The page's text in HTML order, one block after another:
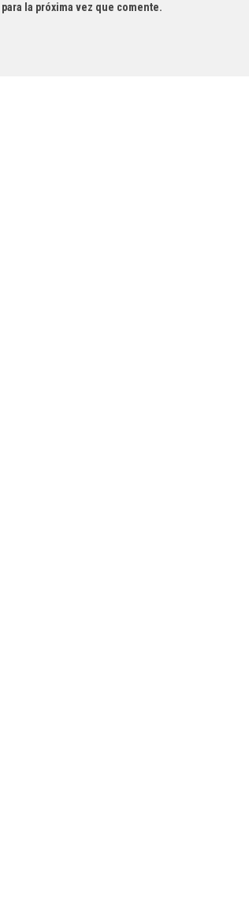
la próxima vez que comente.